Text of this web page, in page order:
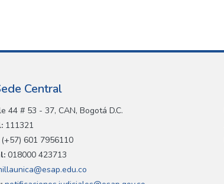
Central
44 # 53 - 37, CAN, Bogotá D.C.
111321
(+57) 601 7956110
018000 423713